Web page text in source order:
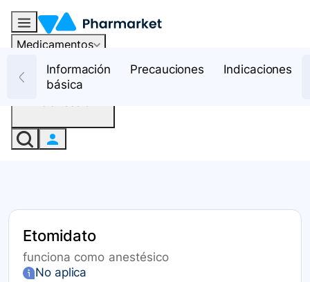
Medicamentos
RecursosInformación
básica
Precauciones Indicaciones
Etomidato
funciona como anestésico
No aplica